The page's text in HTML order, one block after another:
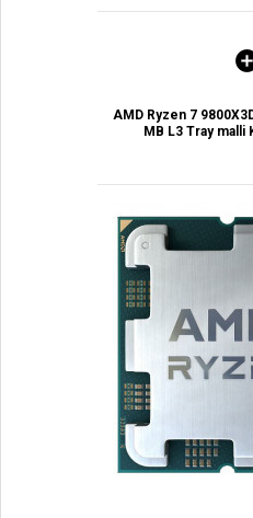
AMD Ryzen 7
MB L3 Tray malli